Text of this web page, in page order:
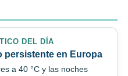
DEL DÍA
persistente en Europa
a 40 °C y las noches